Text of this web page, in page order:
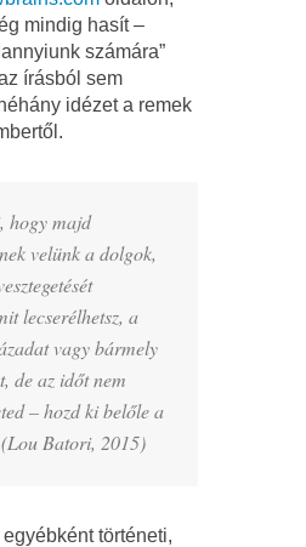
mindig hasít –
számára”
írásból sem
idézet a remek
hogy majd
velünk a dolgok,
lecserélhetsz, a
vagy bármely
de az időt nem
– hozd ki belőle a
Batori, 2015)
történeti,